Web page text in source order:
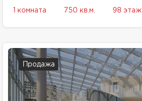
1 комната 750 кв.м. 98 этаж
Продажа